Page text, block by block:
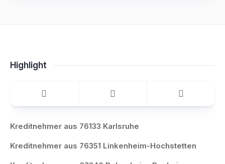
Highlight
Kreditnehmer aus 76133 Karlsruhe
Kreditnehmer aus 76351 Linkenheim-Hochstetten